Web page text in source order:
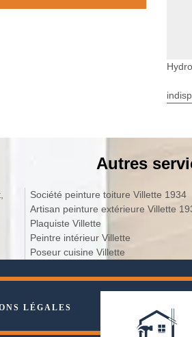
Autres
Société peinture toiture Villette 1934
Artisan peinture
Plaquiste Villette
Peintre intérieur Villette
Poseur cuisine Villette
LÉGALES